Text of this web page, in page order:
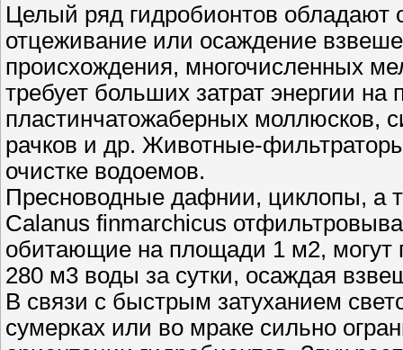
Целый ряд гидробионтов
отцеживание или осаждение
происхождения, многочисленных
требует больших затрат энергии
пластинчатожаберных моллюсков,
рачков и др. Животные-
очистке водоемов.
Пресноводные дафнии, циклопы, а
Calanus finmarchicus
обитающие на площади 1 м2, могут
280 м3 воды за сутки, осаждая
В связи с быстрым затуханием
сумерках или во мраке сильно